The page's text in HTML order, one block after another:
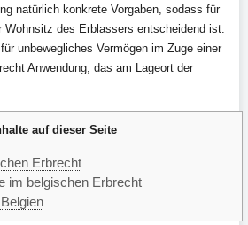
natürlich konkrete Vorgaben, sodass für
Wohnsitz des Erblassers entscheidend ist.
unbewegliches Vermögen im Zuge einer
Anwendung, das am Lageort der
auf dieser Seite
Erbrecht
im belgischen Erbrecht